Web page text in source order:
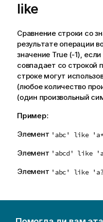
like
Сравнение строки со
результате операции
значение True(-1),
совпадает со строкой
строке могут
(любое количество
(один произвольный
Пример:
Элемент 'abc' like
Элемент 'abcd' like
Элемент 'abc' like